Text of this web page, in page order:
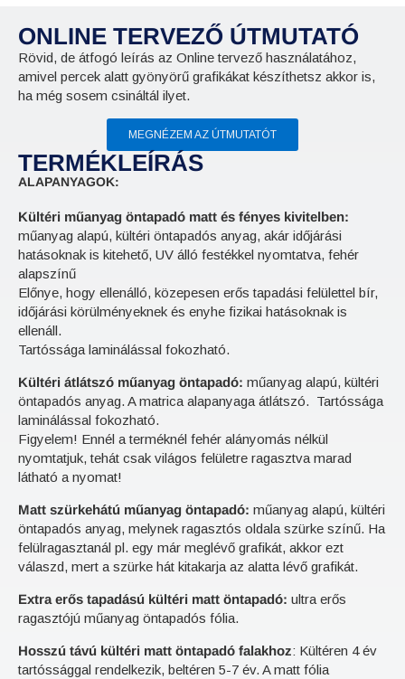
ONLINE TERVEZŐ ÚTMUTATÓ
Rövid, de átfogó leírás az Online tervező használatához,
amivel percek alatt gyönyörű grafikákat készíthetsz akkor is,
ha még sosem csináltál ilyet.
MEGNÉZEM AZ ÚTMUTATÓT
TERMÉKLEÍRÁS
ALAPANYAGOK:
Kültéri műanyag öntapadó matt és fényes kivitelben:
műanyag alapú, kültéri öntapadós anyag, akár időjárási
hatásoknak is kitehető, UV álló festékkel nyomtatva, fehér
alapszínű
Előnye, hogy ellenálló, közepesen erős tapadási felülettel bír,
időjárási körülményeknek és enyhe fizikai hatásoknak is
ellenáll.
Tartóssága laminálással fokozható.
Kültéri átlátszó műanyag öntapadó: műanyag alapú, kültéri
öntapadós anyag. A matrica alapanyaga átlátszó. Tartóssága
laminálással fokozható.
Figyelem! Ennél a terméknél fehér alányomás nélkül
nyomtatjuk, tehát csak világos felületre ragasztva marad
látható a nyomat!
Matt szürkehátú műanyag öntapadó: műanyag alapú, kültéri
öntapadós anyag, melynek ragasztós oldala szürke színű. Ha
felülragasztanál pl. egy már meglévő grafikát, akkor ezt
válaszd, mert a szürke hát kitakarja az alatta lévő grafikát.
Extra erős tapadású kültéri matt öntapadó: ultra erős
ragasztójú műanyag öntapadós fólia.
Hosszú távú kültéri matt öntapadó falakhoz: Kültéren 4 év
tartóssággal rendelkezik, beltéren 5-7 év. A matt fólia